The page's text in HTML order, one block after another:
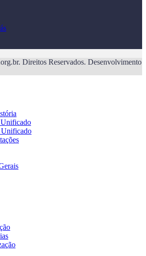
Direitos Reservados. Desenvolvimento
Unificado